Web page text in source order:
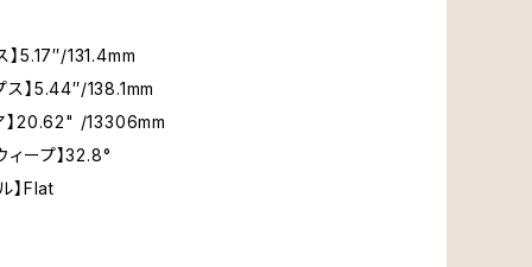
】5.17″/131.4mm
ス】5.44″/138.1mm
】20.62" /13306mm
ィープ】32.8°
】Flat